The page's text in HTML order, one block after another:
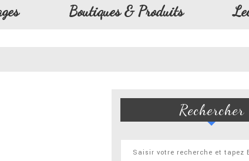
Boutiques & Produits
Rechercher